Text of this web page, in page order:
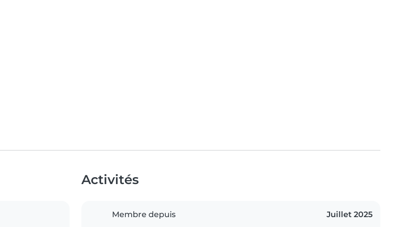
Activités
Membre depuis Juillet 2025